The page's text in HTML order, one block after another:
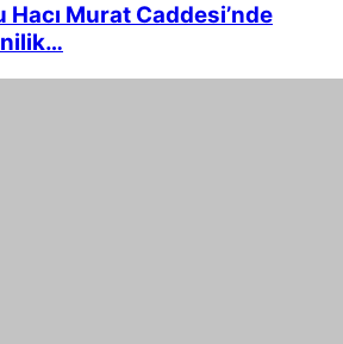
Murat Caddesi’nde